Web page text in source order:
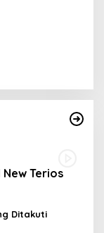
Terios
Ditakuti